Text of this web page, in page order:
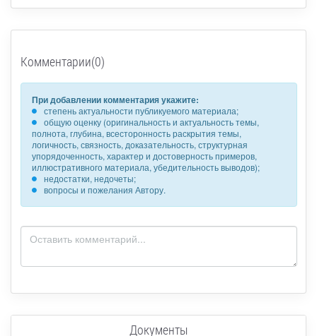
Комментарии(0)
При добавлении комментария укажите:
степень актуальности публикуемого материала;
общую оценку (оригинальность и актуальность темы,
полнота, глубина, всесторонность раскрытия темы,
логичность, связность, доказательность, структурная
упорядоченность, характер и достоверность примеров,
иллюстративного материала, убедительность выводов);
недостатки, недочеты;
вопросы и пожелания Автору.
Документы